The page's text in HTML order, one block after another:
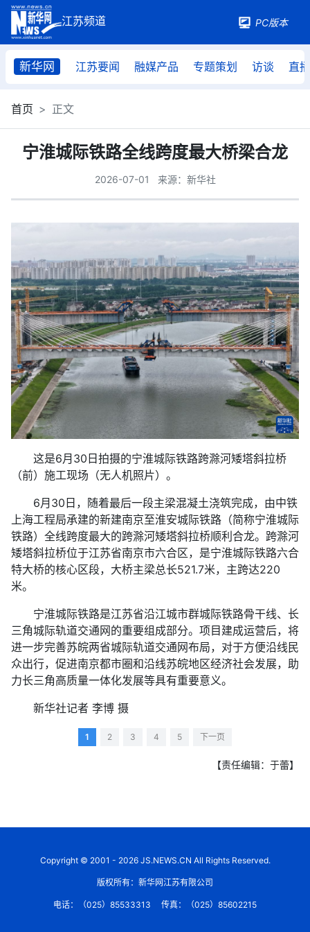
PC版本
新华网 江苏要闻 融媒产品 专题策划 访谈 直播
首页 正文
宁淮城际铁路全线跨度最大桥梁合龙
2026-07-01 来源：新华社
这是6月30日拍摄的宁淮城际铁路跨滁河矮塔斜拉桥
（前）施工现场（无人机照片）。
6月30日，随着最后一段主梁混凝土浇筑完成，由中铁
上海工程局承建的新建南京至淮安城际铁路（简称宁淮城际
铁路）全线跨度最大的跨滁河矮塔斜拉桥顺利合龙。跨滁河
矮塔斜拉桥位于江苏省南京市六合区，是宁淮城际铁路六合
特大桥的核心区段，大桥主梁总长521.7米，主跨达220
米。
宁淮城际铁路是江苏省沿江城市群城际铁路骨干线、长
三角城际轨道交通网的重要组成部分。项目建成运营后，将
进一步完善苏皖两省城际轨道交通网布局，对于方便沿线民
众出行，促进南京都市圈和沿线苏皖地区经济社会发展，助
力长三角高质量一体化发展等具有重要意义。
新华社记者 李博 摄
1 2 3 4 5 下一页
【责任编辑：于蕾】
Copyright © 2001 - 2026 JS.NEWS.CN All Rights Reserved.
版权所有：新华网江苏有限公司
电话：（025）85533313 传真：（025）85602215